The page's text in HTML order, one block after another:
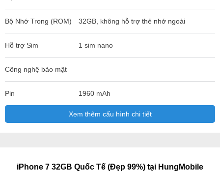
Bộ Nhớ Trong (ROM) 32GB, không hỗ trợ thẻ nhớ ngoài
Hỗ trợ Sim 1 sim nano
Công nghệ bảo mật
Pin 1960 mAh
Xem thêm cấu hình chi tiết
iPhone 7 32GB Quốc Tế (Đẹp 99%) tại HungMobile